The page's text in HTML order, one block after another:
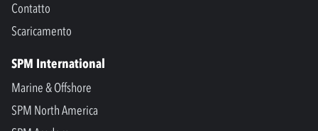
Contatto
Scaricamento
SPM International
Marine & Offshore
SPM North America